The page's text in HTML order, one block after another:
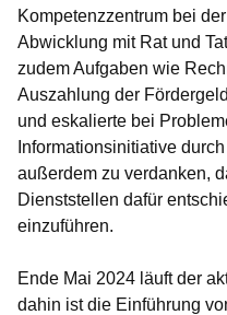
Kompetenzzentrum bei
Abwicklung mit Rat und
zudem Aufgaben wie
Auszahlung der
und eskalierte bei
Informationsinitiative
außerdem zu verdanken,
Dienststellen dafür
einzuführen.
Ende Mai 2024 läuft der
dahin ist die Einführung